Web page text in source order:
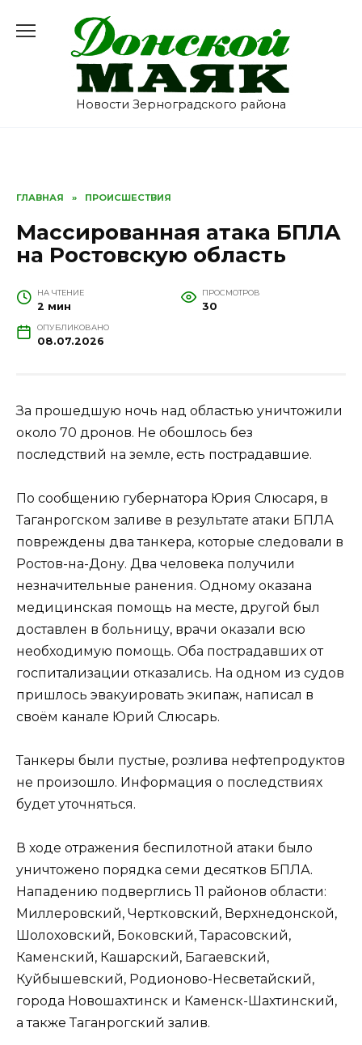
содержанию
Новости Зерноградского района
ГЛАВНАЯ » ПРОИСШЕСТВИЯ
Массированная атака БПЛА
на Ростовскую область
НА ЧТЕНИЕ
2 мин
ПРОСМОТРОВ
30
ОПУБЛИКОВАНО
08.07.2026
За прошедшую ночь над областью уничтожили
около 70 дронов. Не обошлось без
последствий на земле, есть пострадавшие.
По сообщению губернатора Юрия Слюсаря, в
Таганрогском заливе в результате атаки БПЛА
повреждены два танкера, которые следовали в
Ростов-на-Дону. Два человека получили
незначительные ранения. Одному оказана
медицинская помощь на месте, другой был
доставлен в больницу, врачи оказали всю
необходимую помощь. Оба пострадавших от
госпитализации отказались. На одном из судов
пришлось эвакуировать экипаж, написал в
своём канале Юрий Слюсарь.
Танкеры были пустые, розлива нефтепродуктов
не произошло. Информация о последствиях
будет уточняться.
В ходе отражения беспилотной атаки было
уничтожено порядка семи десятков БПЛА.
Нападению подверглись 11 районов области:
Миллеровский, Чертковский, Верхнедонской,
Шолоховский, Боковский, Тарасовский,
Каменский, Кашарский, Багаевский,
Куйбышевский, Родионово-Несветайский,
города Новошахтинск и Каменск-Шахтинский,
а также Таганрогский залив.